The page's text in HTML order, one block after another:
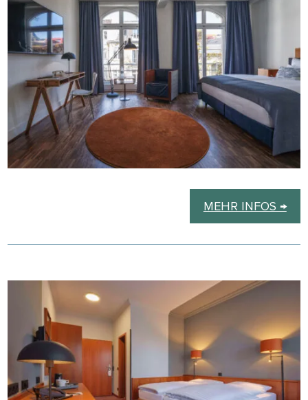
MEHR INFOS →